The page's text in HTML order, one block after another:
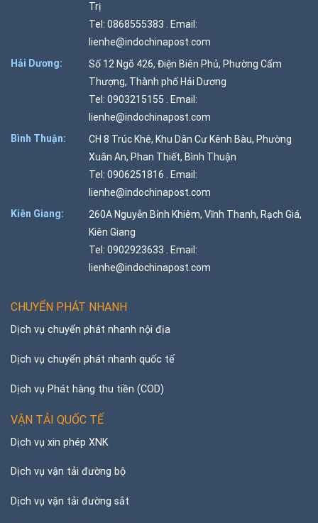
Trị
Tel: 0868555383 . Email:
lienhe@indochinapost.com
Hải Dương:
Số 12 Ngõ 426, Điện Biên Phủ, Phường Cẩm
Thượng, Thành phố Hải Dương
Tel: 0903215155 . Email:
lienhe@indochinapost.com
Bình Thuận:
CH 8 Trúc Khê, Khu Dân Cư Kênh Bàu, Phường
Xuân An, Phan Thiết, Bình Thuận
Tel: 0906251816 . Email:
lienhe@indochinapost.com
Kiên Giang:
260A Nguyễn Bỉnh Khiêm, Vĩnh Thanh, Rạch Giá,
Kiên Giang
Tel: 0902923633 . Email:
lienhe@indochinapost.com
CHUYỂN PHÁT NHANH
Dịch vụ chuyển phát nhanh nội địa
Dịch vụ chuyển phát nhanh quốc tế
Dịch vụ Phát hàng thu tiền (COD)
VẬN TẢI QUỐC TẾ
Dịch vụ xin phép XNK
Dịch vụ vận tải đường bộ
Dịch vụ vận tải đường sắt